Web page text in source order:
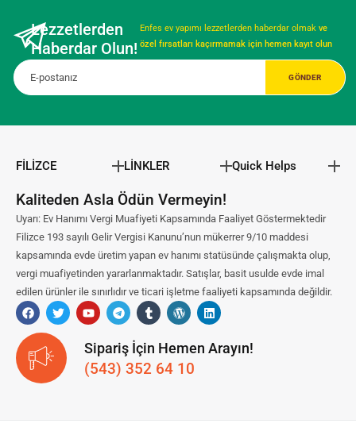
Lezzetlerden
Haberdar Olun!
Enfes ev yapımı lezzetlerden haberdar olmak ve
özel fırsatları kaçırmamak için hemen kayıt olun
FİLİZCE LİNKLER Quick Helps
Kaliteden Asla Ödün Vermeyin!
Uyarı: Ev Hanımı Vergi Muafiyeti Kapsamında Faaliyet Göstermektedir
Filizce 193 sayılı Gelir Vergisi Kanunu’nun mükerrer 9/10 maddesi
kapsamında evde üretim yapan ev hanımı statüsünde çalışmakta olup,
vergi muafiyetinden yararlanmaktadır. Satışlar, basit usulde evde imal
edilen ürünler ile sınırlıdır ve ticari işletme faaliyeti kapsamında değildir.
Sipariş İçin Hemen Arayın!
(543) 352 64 10